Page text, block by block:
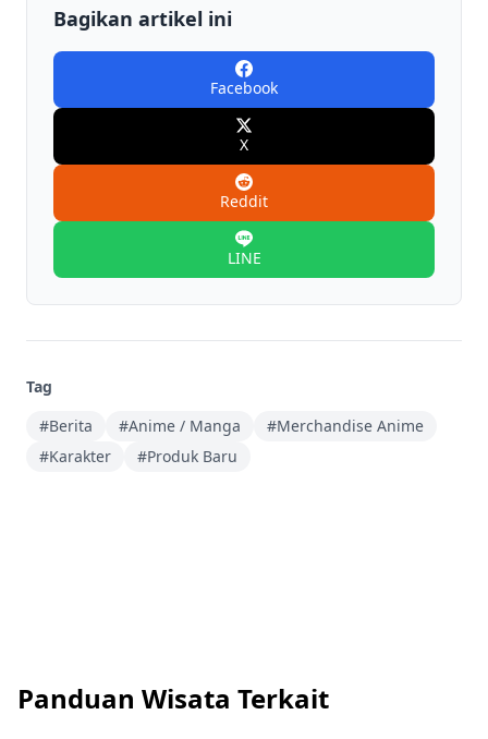
Bagikan artikel ini
Facebook
X
Reddit
LINE
Tag
#Berita
#Anime / Manga
#Merchandise Anime
#Karakter
#Produk Baru
Panduan Wisata Terkait